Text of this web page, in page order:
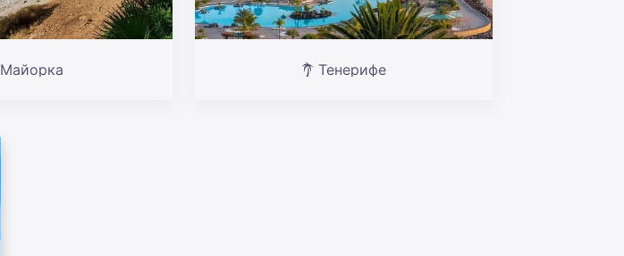
Майорка Тенерифе